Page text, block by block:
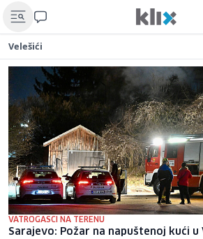
Velešići
VATROGASCI NA TERENU
Sarajevo: Požar na napuštenoj kući u